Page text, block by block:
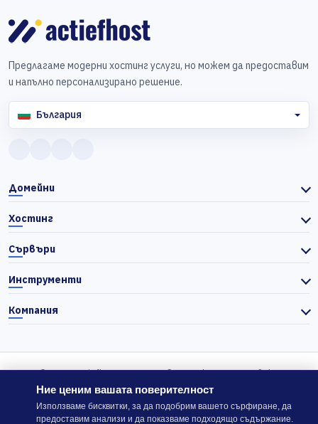
Предлагаме модерни хостинг услуги, но можем да предоставим
и напълно персонализирано решение.
България
Домейни
Хостинг
Сървъри
Инструменти
Компания
© 2026 Actiefhost. Съгласно българското търговско
законодателство цените в сайта се показват без ДДС, а ДДС се
изчислява отделно при завършване на поръчката, когато е
приложимо.
Ние ценим вашата поверителност
Използваме бисквитки, за да подобрим вашето сърфиране, да
предоставим анализи и да показваме подходящо съдържание.